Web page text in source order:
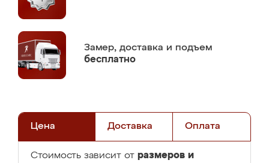
Замер, доставка и подъем
бесплатно
Цена Доставка Оплата
Стоимость зависит от размеров и